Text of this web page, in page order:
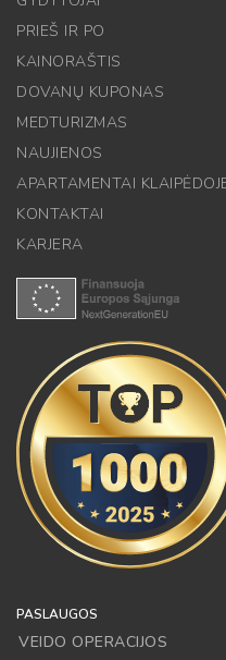
PRIEŠ IR PO
KAINORAŠTIS
DOVANŲ KUPONAS
MEDTURIZMAS
NAUJIENOS
APARTAMENTAI
KONTAKTAI
KARJERA
PASLAUGOS
VEIDO OPERACIJOS